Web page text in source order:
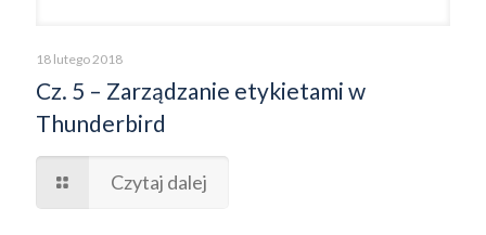
18 lutego 2018
Cz. 5 – Zarządzanie etykietami w
Thunderbird
Czytaj dalej